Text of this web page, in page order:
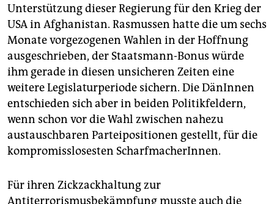
Unterstützung dieser Regierung für den Krieg der
USA in Afghanistan. Rasmussen hatte die um sechs
Monate vorgezogenen Wahlen in der Hoffnung
ausgeschrieben, der Staatsmann-Bonus würde
ihm gerade in diesen unsicheren Zeiten eine
weitere Legislaturperiode sichern. Die DänInnen
entschieden sich aber in beiden Politikfeldern,
wenn schon vor die Wahl zwischen nahezu
austauschbaren Parteipositionen gestellt, für die
kompromisslosesten ScharfmacherInnen.
Für ihren Zickzackhaltung zur
Antiterrorismusbekämpfung musste auch die